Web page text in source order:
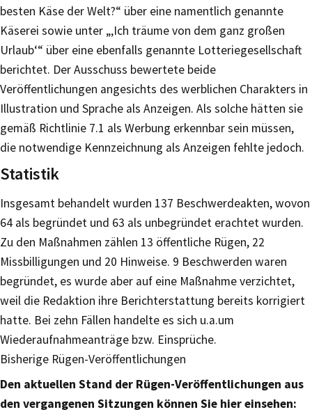
besten Käse der Welt?“ über eine namentlich genannte
Käserei sowie unter „‚Ich träume von dem ganz großen
Urlaub‘“ über eine ebenfalls genannte Lotteriegesellschaft
berichtet. Der Ausschuss bewertete beide
Veröffentlichungen angesichts des werblichen Charakters in
Illustration und Sprache als Anzeigen. Als solche hätten sie
gemäß Richtlinie 7.1 als Werbung erkennbar sein müssen,
die notwendige Kennzeichnung als Anzeigen fehlte jedoch.
Statistik
Insgesamt behandelt wurden 137 Beschwerdeakten, wovon
64 als begründet und 63 als unbegründet erachtet wurden.
Zu den Maßnahmen zählen 13 öffentliche Rügen, 22
Missbilligungen und 20 Hinweise. 9 Beschwerden waren
begründet, es wurde aber auf eine Maßnahme verzichtet,
weil die Redaktion ihre Berichterstattung bereits korrigiert
hatte. Bei zehn Fällen handelte es sich u.a.um
Wiederaufnahmeanträge bzw. Einsprüche.
Bisherige Rügen-Veröffentlichungen
Den aktuellen Stand der Rügen-Veröffentlichungen aus
den vergangenen Sitzungen können Sie hier einsehen: